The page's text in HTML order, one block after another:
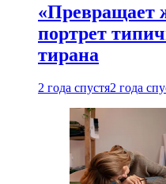
«Превращает
портрет
тирана
2 года спустя2 года